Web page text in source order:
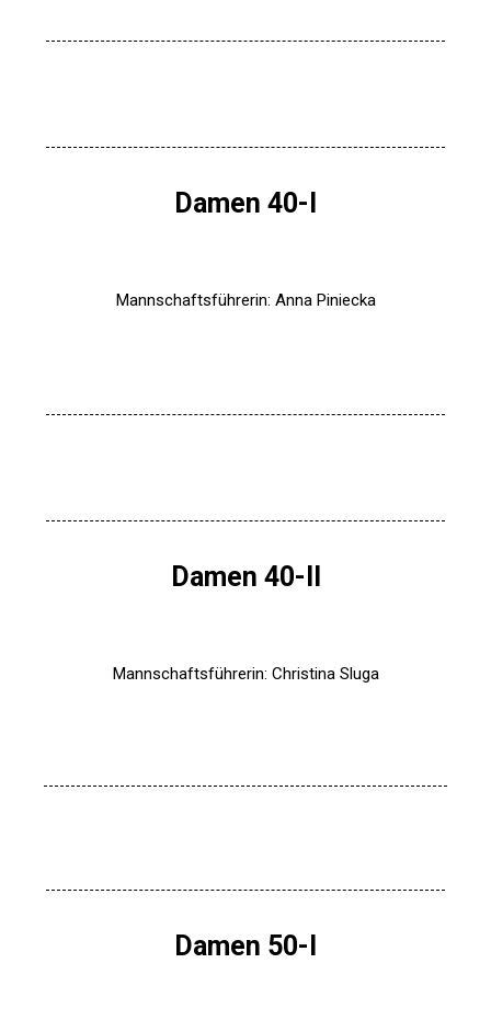
Damen 40-I
Mannschaftsführerin: Anna Piniecka
Damen 40-II
Mannschaftsführerin: Christina Sluga
Damen 50-I